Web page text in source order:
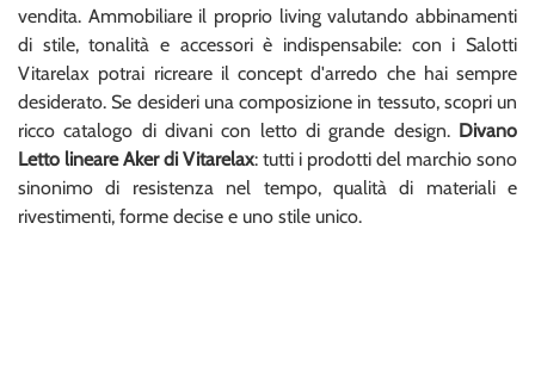
vendita. Ammobiliare il proprio living valutando abbinamenti
di stile, tonalità e accessori è indispensabile: con i Salotti
Vitarelax potrai ricreare il concept d'arredo che hai sempre
desiderato. Se desideri una composizione in tessuto, scopri un
ricco catalogo di divani con letto di grande design. Divano
Letto lineare Aker di Vitarelax: tutti i prodotti del marchio sono
sinonimo di resistenza nel tempo, qualità di materiali e
rivestimenti, forme decise e uno stile unico.